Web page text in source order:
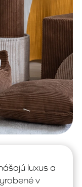
luxus a
v